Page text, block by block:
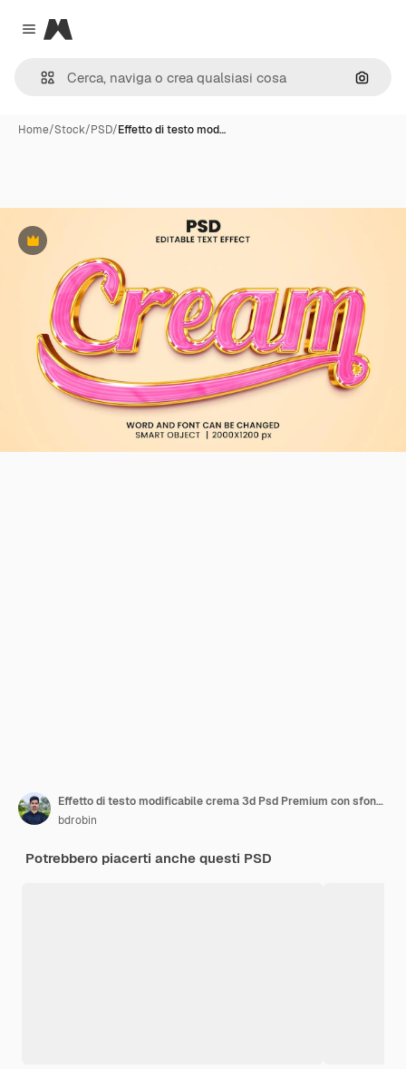
Close menu
Magnific
Cerca
Home/Stock/PSD/Effetto di testo mod…
Premium
Effetto di testo modificabile crema 3d Psd Premium con sfondo
bdrobin
Potrebbero piacerti anche questi PSD